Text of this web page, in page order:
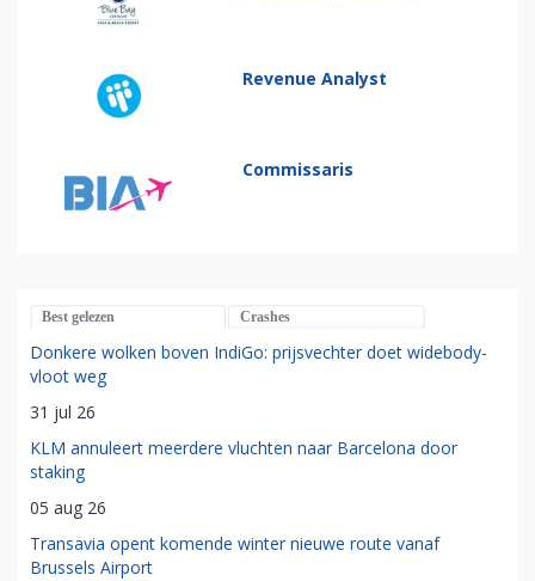
Revenue Analyst
Commissaris
Best gelezen Crashes
Donkere wolken boven IndiGo: prijsvechter doet widebody-
vloot weg
31 jul 26
KLM annuleert meerdere vluchten naar Barcelona door
staking
05 aug 26
Transavia opent komende winter nieuwe route vanaf
Brussels Airport